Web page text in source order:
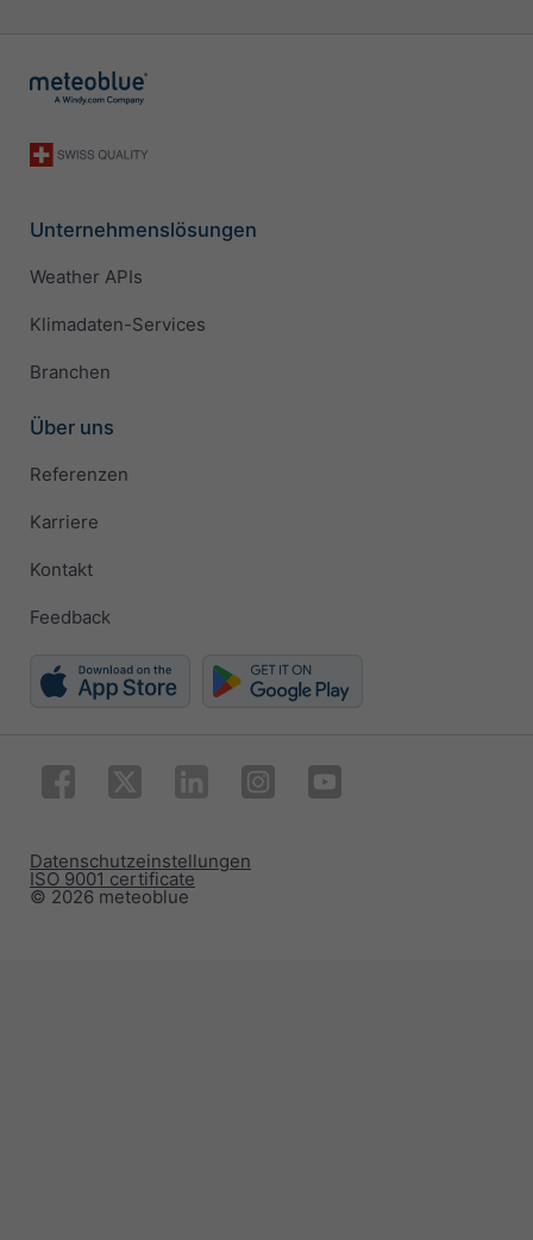
Unternehmenslösungen
Weather APIs
Klimadaten-Services
Branchen
Über uns
Referenzen
Karriere
Kontakt
Feedback
© 2026 meteoblue
ISO 9001 certificate
Datenschutzeinstellungen